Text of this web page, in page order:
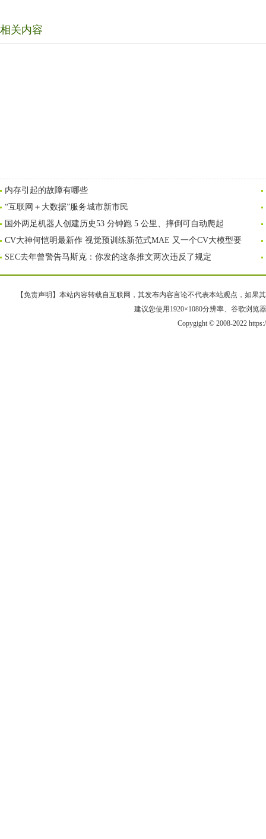
相关内容
内存引起的故障有哪些
“互联网＋大数据”服务城市新市民
国外两足机器人创建历史53 分钟跑 5 公里、摔倒可自动爬起
CV大神何恺明最新作 视觉预训练新范式MAE 又一个CV大模型要
SEC去年曾警告马斯克：你发的这条推文两次违反了规定
【免责声明】本站内容转载自互联网，其发布内容言论不代表本站观点，如果
建议您使用1920×1080分辨率、谷歌浏览
Copygight © 2008-2022